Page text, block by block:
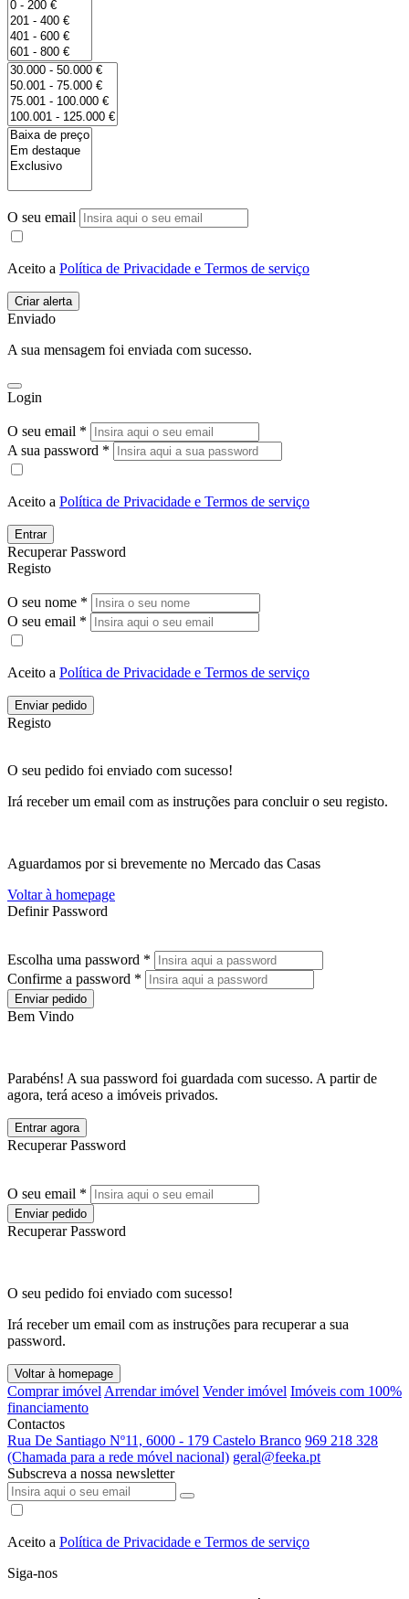
O seu email
Aceito a Política de Privacidade e Termos de serviço
Enviado
A sua mensagem foi enviada com sucesso.
Login
O seu email *
A sua password *
Aceito a Política de Privacidade e Termos de serviço
Entrar
Recuperar Password
Registo
O seu nome *
O seu email *
Aceito a Política de Privacidade e Termos de serviço
Enviar pedido
Registo
O seu pedido foi enviado com sucesso!
Irá receber um email com as instruções para concluir o seu registo.
Aguardamos por si brevemente no Mercado das Casas
Voltar à homepage
Definir Password
Escolha uma password *
Confirme a password *
Enviar pedido
Bem Vindo
Parabéns! A sua password foi guardada com sucesso. A partir de
agora, terá aceso a imóveis privados.
Entrar agora
Recuperar Password
O seu email *
Enviar pedido
Recuperar Password
O seu pedido foi enviado com sucesso!
Irá receber um email com as instruções para recuperar a sua
password.
Voltar à homepage
Comprar imóvel Arrendar imóvel Vender imóvel Imóveis com 100%
financiamento
Contactos
Rua De Santiago Nº11, 6000 - 179 Castelo Branco 969 218 328
(Chamada para a rede móvel nacional) geral@feeka.pt
Subscreva a nossa newsletter
Aceito a Política de Privacidade e Termos de serviço
Siga-nos